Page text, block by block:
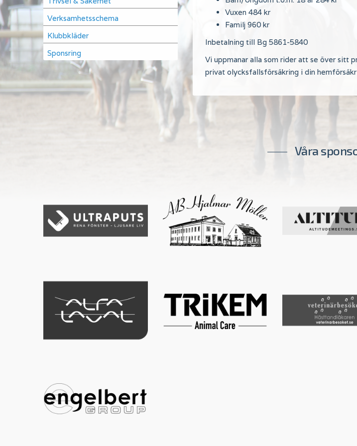
Verksamhetsschema
Klubbkläder
Sponsring
Vuxen 484 kr
Familj 960 kr
Inbetalning till Bg 5861-5840
Vi uppmanar alla som rider att se över sitt
privat olycksfallsförsäkring i din
Våra